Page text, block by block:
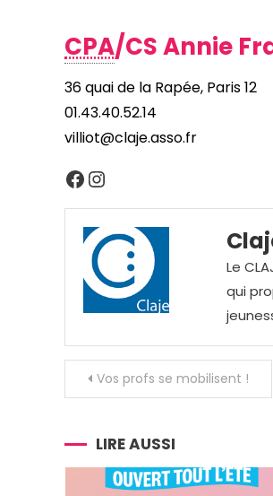
CPA/CS Annie
36 quai de la Rapée, Paris 12
01.43.40.52.14
villiot@claje.asso.fr
Facebook
Instagram
Le
qui
Navigation
de
l’article
Vos profs se mobilisent !
LIRE AUSSI